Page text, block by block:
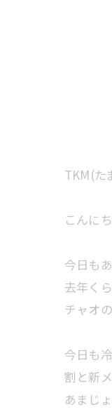
TKM(た
こんに
今日も
去年く
チャオ
今日も
割と新
あまじ